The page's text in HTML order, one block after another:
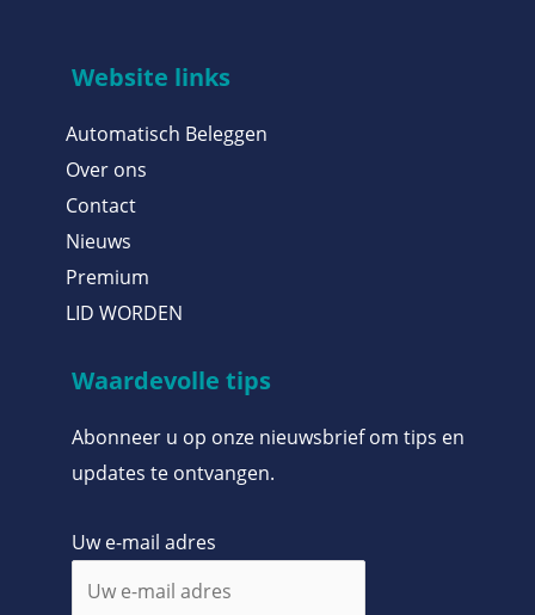
Website links
Automatisch Beleggen
Over ons
Contact
Nieuws
Premium
LID WORDEN
Waardevolle tips
Abonneer u op onze nieuwsbrief om tips en
updates te ontvangen.
Uw e-mail adres